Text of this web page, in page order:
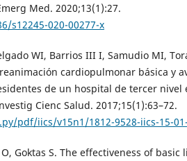
Med. 2020;13(1):27.
s12245-020-00277-x
WI, Barrios III I, Samudio MI,
cardiopulmonar básica y
de un hospital de tercer nivel
Cienc Salud. 2017;15(1):63–72.
pdf/iics/v15n1/1812-9528-iics-15-
Goktas S. The effectiveness of